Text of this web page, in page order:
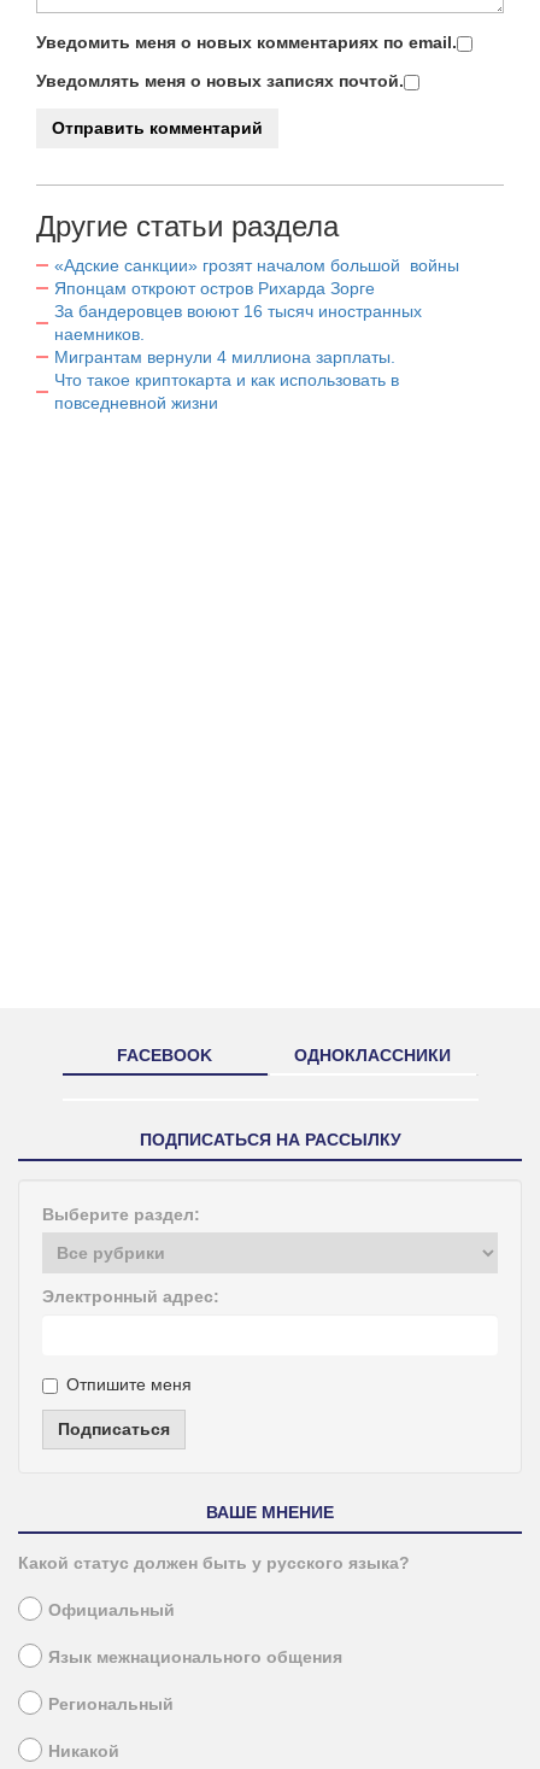
Уведомить меня о новых комментариях по email.
Уведомлять меня о новых записях почтой.
Другие статьи раздела
«Адские санкции» грозят началом большой войны
Японцам откроют остров Рихарда Зорге
За бандеровцев воюют 16 тысяч иностранных
наемников.
Мигрантам вернули 4 миллиона зарплаты.
Что такое криптокарта и как использовать в
повседневной жизни
FACEBOOK ОДНОКЛАССНИКИ
ПОДПИСАТЬСЯ НА РАССЫЛКУ
Выберите раздел:
Электронный адрес:
Отпишите меня
Подписаться
ВАШЕ МНЕНИЕ
Какой статус должен быть у русского языка?
Официальный
Язык межнационального общения
Региональный
Никакой